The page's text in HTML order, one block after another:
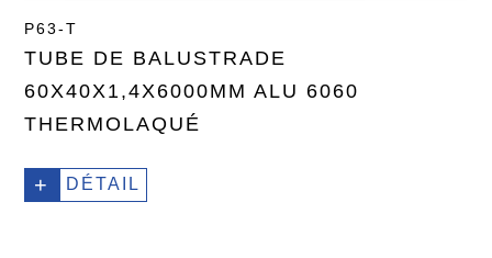
P63-T
TUBE DE BALUSTRADE
60X40X1,4X6000MM ALU 6060
THERMOLAQUÉ
+ DÉTAIL